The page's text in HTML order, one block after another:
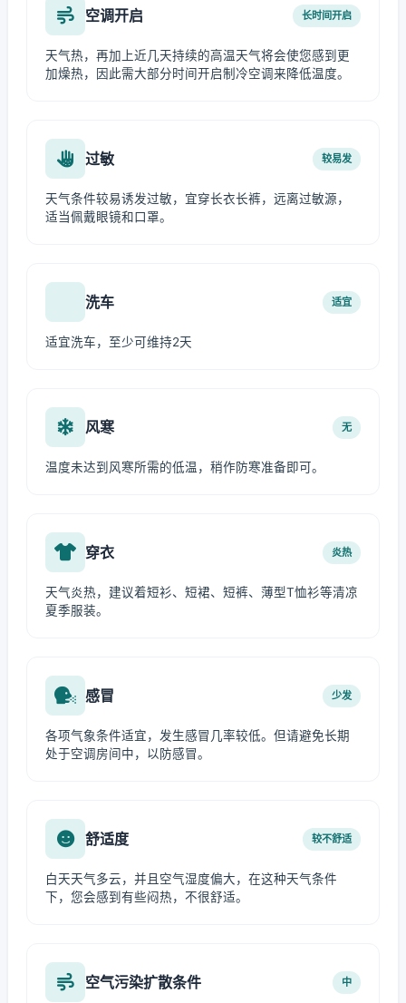
空调开启 长时间开启
天气热，再加上近几天持续的高温天气将会使您感到更
加燥热，因此需大部分时间开启制冷空调来降低温度。
过敏 较易发
天气条件较易诱发过敏，宜穿长衣长裤，远离过敏源，
适当佩戴眼镜和口罩。
洗车 适宜
适宜洗车，至少可维持2天
风寒 无
温度未达到风寒所需的低温，稍作防寒准备即可。
穿衣 炎热
天气炎热，建议着短衫、短裙、短裤、薄型T恤衫等清凉
夏季服装。
感冒 少发
各项气象条件适宜，发生感冒几率较低。但请避免长期
处于空调房间中，以防感冒。
舒适度 较不舒适
白天天气多云，并且空气湿度偏大，在这种天气条件
下，您会感到有些闷热，不很舒适。
空气污染扩散条件 中